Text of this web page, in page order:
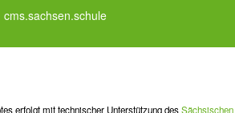
cms.sachsen.schule
erfolgt mit technischer Unterstützung desSächsischen